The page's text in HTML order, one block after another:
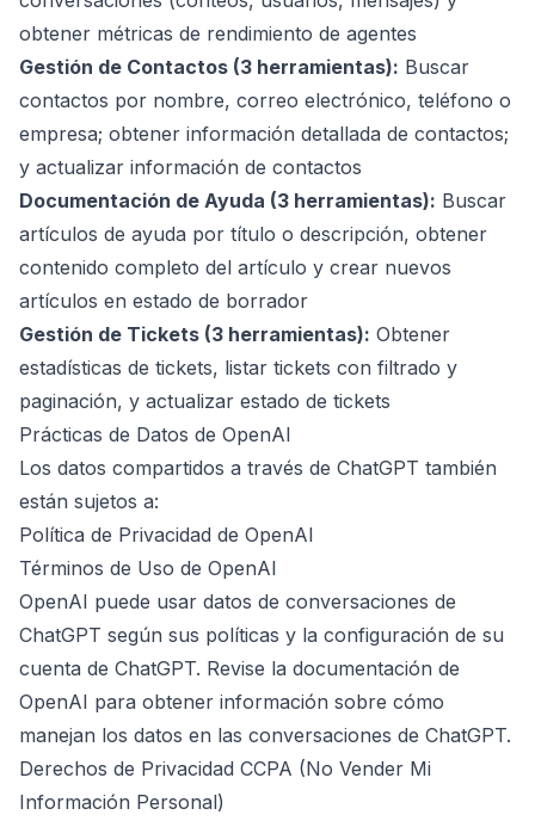
obtener métricas de rendimiento de agentes
Gestión de Contactos (3 herramientas): Buscar
contactos por nombre, correo electrónico, teléfono o
empresa; obtener información detallada de contactos;
y actualizar información de contactos
Documentación de Ayuda (3 herramientas): Buscar
artículos de ayuda por título o descripción, obtener
contenido completo del artículo y crear nuevos
artículos en estado de borrador
Gestión de Tickets (3 herramientas): Obtener
estadísticas de tickets, listar tickets con filtrado y
paginación, y actualizar estado de tickets
Prácticas de Datos de OpenAI
Los datos compartidos a través de ChatGPT también
están sujetos a:
Política de Privacidad de OpenAI
Términos de Uso de OpenAI
OpenAI puede usar datos de conversaciones de
ChatGPT según sus políticas y la configuración de su
cuenta de ChatGPT. Revise la documentación de
OpenAI para obtener información sobre cómo
manejan los datos en las conversaciones de ChatGPT.
Derechos de Privacidad CCPA (No Vender Mi
Información Personal)